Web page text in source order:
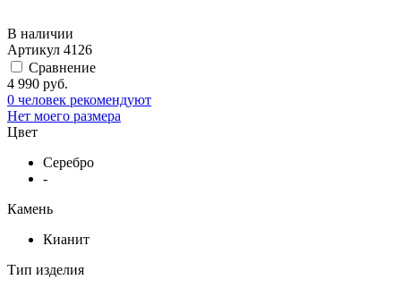
В наличии
Артикул 4126
Сравнение
4 990 руб.
0 человек рекомендуют
Нет моего размера
Цвет
Серебро
-
Камень
Кианит
Тип изделия